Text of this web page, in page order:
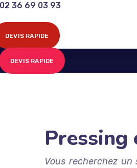
02 36 69 03 93
DEVIS RAPIDE
DEVIS RAPIDE
Pressing
Vous recherchez un